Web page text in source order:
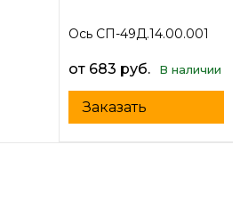
Ось СП-49Д.14.00.001
от 683 руб. В наличии
Заказать